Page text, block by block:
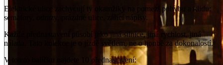
Elektrické ulice zachycují ty okamžiky na pomezí pohybu a klidu:
semafory, odrazy, prázdné ulice, zářící nápisy.
Každé přednastavení působí jako jiná silnice, jiná rychlost, jiná
nálada. Tato kolekce je o jízdě světlem, ne o honbě za dokonalostí.
V tomto balíčku najdete 10 přednastavení: